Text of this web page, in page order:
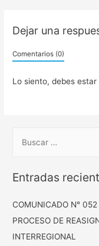
Dejar una
Comentarios (0)
Lo siento, debes estar
Entradas
COMUNICADO N°
PROCESO DE
INTERREGIONAL